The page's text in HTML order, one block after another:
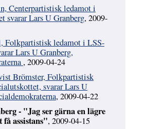
Centerpartistisk ledamot i
svarar Lars U Granberg, 2009-
Folkpartistisk ledamot i LSS-
Lars U Granberg,
, 2009-04-24
Brömster, Folkpartistisk
svarar Lars U
, 2009-04-22
- "Jag ser gärna en lägre
assistans", 2009-04-15